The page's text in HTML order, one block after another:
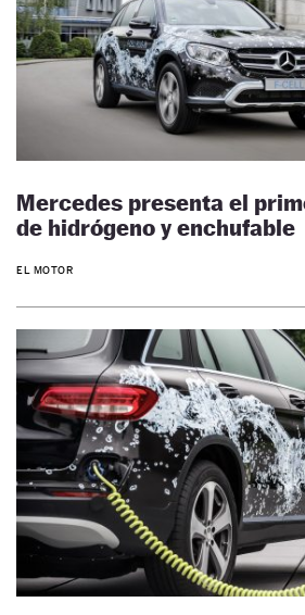
Mercedes presenta el
de hidrógeno y enchufable
EL MOTOR